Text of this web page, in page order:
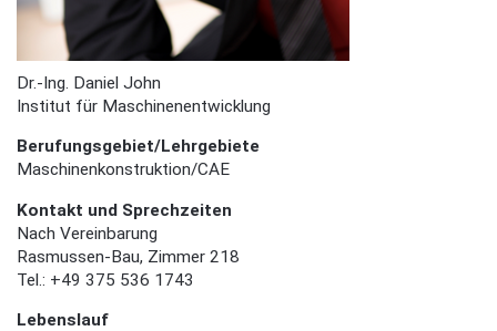
Dr.-Ing. Daniel John
Institut für Maschinenentwicklung
Berufungsgebiet/Lehrgebiete
Maschinenkonstruktion/CAE
Kontakt und Sprechzeiten
Nach Vereinbarung
Rasmussen-Bau, Zimmer 218
Tel.: +49 375 536 1743
Lebenslauf